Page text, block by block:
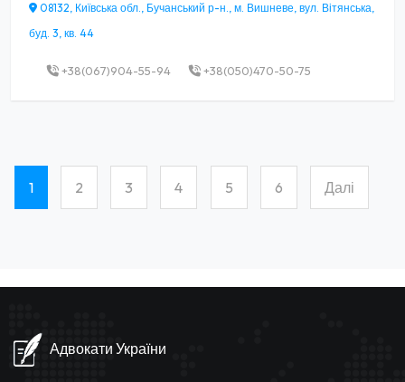
08132, Київська обл., Бучанський р-н., м. Вишневе, вул. Вітянська,
буд. 3, кв. 44
+38(067)904-55-94 +38(050)470-50-75
1
2 3 4 5 6 Далі
Адвокати України